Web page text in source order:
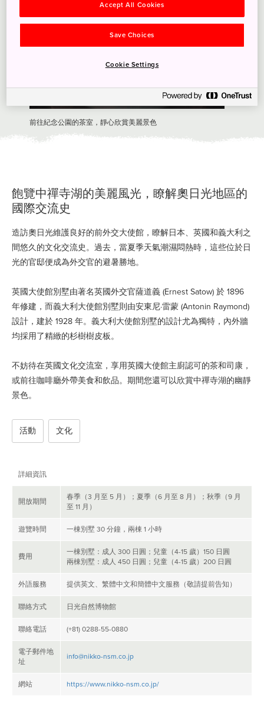
前往紀念公園的茶室，靜心欣賞美麗景色
飽覽中禪寺湖的美麗風光，瞭解奧日光地區的
國際交流史
造訪奧日光維護良好的前外交大使館，瞭解日本、英國和義大利之
間悠久的文化交流史。過去，當夏季天氣潮濕悶熱時，這些位於日
光的官邸便成為外交官的避暑勝地。
英國大使館別墅由著名英國外交官薩道義 (Ernest Satow) 於 1896
年修建，而義大利大使館別墅則由安東尼·雷蒙 (Antonin Raymond)
設計，建於 1928 年。義大利大使館別墅的設計尤為獨特，內外牆
均採用了精緻的杉樹樹皮板。
不妨待在英國文化交流室，享用英國大使館主廚認可的茶和司康，
或前往咖啡廳外帶美食和飲品。期間您還可以欣賞中禪寺湖的幽靜
景色。
活動 文化
詳細資訊
開放期間
春季（3 月至 5 月）；夏季（6 月至 8 月）；秋季（9 月
至 11 月）
遊覽時間 一棟別墅 30 分鐘，兩棟 1 小時
費用
一棟別墅：成人 300 日圓；兒童（4-15 歲）150 日圓
兩棟別墅：成人 450 日圓；兒童（4-15 歲）200 日圓
外語服務 提供英文、繁體中文和簡體中文服務（敬請提前告知）
聯絡方式 日光自然博物館
聯絡電話 (+81) 0288-55-0880
電子郵件地
址
info@nikko-nsm.co.jp
網站 https://www.nikko-nsm.co.jp/
Accept All Cookies
Save Choices
Cookie Settings